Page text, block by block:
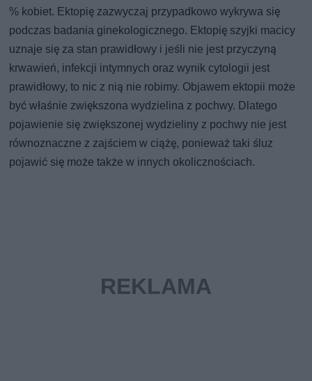
% kobiet. Ektopię zazwyczaj przypadkowo wykrywa się
podczas badania ginekologicznego. Ektopię szyjki macicy
uznaje się za stan prawidłowy i jeśli nie jest przyczyną
krwawień, infekcji intymnych oraz wynik cytologii jest
prawidłowy, to nic z nią nie robimy. Objawem ektopii może
być właśnie zwiększona wydzielina z pochwy. Dlatego
pojawienie się zwiększonej wydzieliny z pochwy nie jest
równoznaczne z zajściem w ciążę, ponieważ taki śluz
pojawić się może także w innych okolicznościach.